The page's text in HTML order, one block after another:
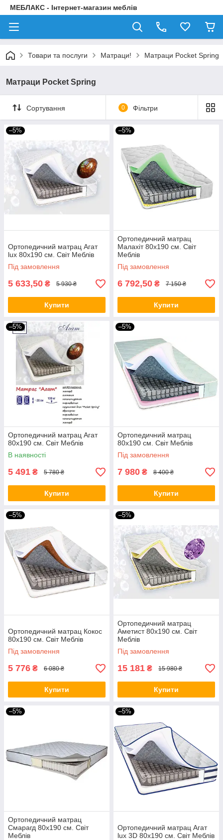
МЕБЛАКС - Інтернет-магазин меблів
Товари та послуги Матраци! Матраци Pocket Spring
Матраци Pocket Spring
Сортування 0 Фільтри
–5%
Ортопедичний матрац Агат
lux 80х190 см. Світ Меблів
Під замовлення
5 633,50 ₴ 5 930 ₴
Купити
–5%
Ортопедичний матрац
Малахіт 80х190 см. Світ
Меблів
Під замовлення
6 792,50 ₴ 7 150 ₴
Купити
–5%
Ортопедичний матрац Агат
80х190 см. Світ Меблів
В наявності
5 491 ₴ 5 780 ₴
Купити
–5%
Ортопедичний матрац
80х190 см. Світ Меблів
Під замовлення
7 980 ₴ 8 400 ₴
Купити
–5%
Ортопедичний матрац Кокос
80х190 см. Світ Меблів
Під замовлення
5 776 ₴ 6 080 ₴
Купити
–5%
Ортопедичний матрац
Аметист 80х190 см. Світ
Меблів
Під замовлення
15 181 ₴ 15 980 ₴
Купити
–5%
Ортопедичний матрац
Смарагд 80х190 см. Світ
Меблів
–5%
Ортопедичний матрац Агат
lux 3D 80х190 см. Світ Меблів